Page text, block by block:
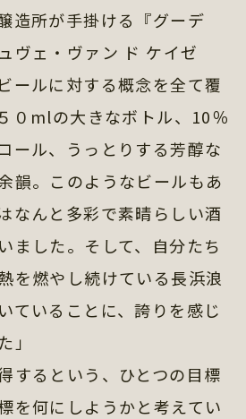
造所が手掛ける『グーデ
ヴェ・ヴァン ド ケイゼ
ールに対する概念を全て覆
０mlの大きなボトル、10％
ール、うっとりする芳醇な
韻。このようなビールもあ
なんと多彩で素晴らしい酒
ました。そして、自分たち
を燃やし続けている長浜浪
ていることに、誇りを感じ
」
するという、ひとつの目標
を何にしようかと考えてい